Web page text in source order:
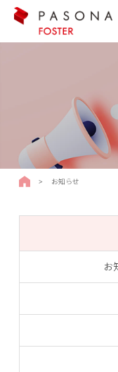
採用サイトTOPページ
> お知らせ
お